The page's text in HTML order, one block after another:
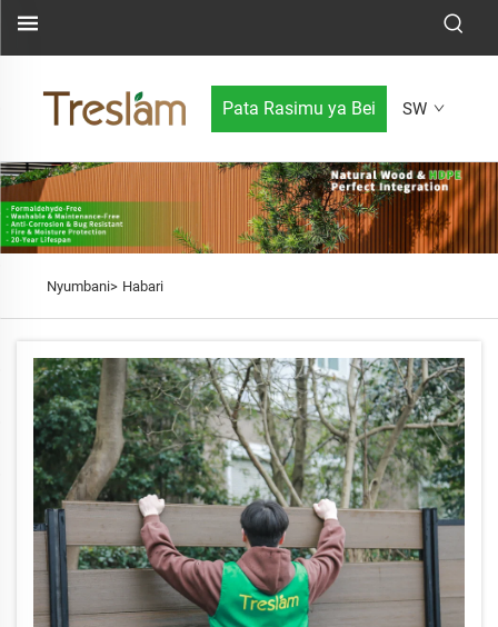
Pata Rasimu ya Bei SW
Nyumbani> Habari